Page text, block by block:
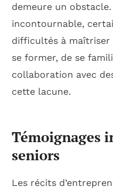
demeure un
incontournable,
difficultés à maîtriser
se former, de se
collaboration avec
cette lacune.
Témoignages
seniors
Les récits